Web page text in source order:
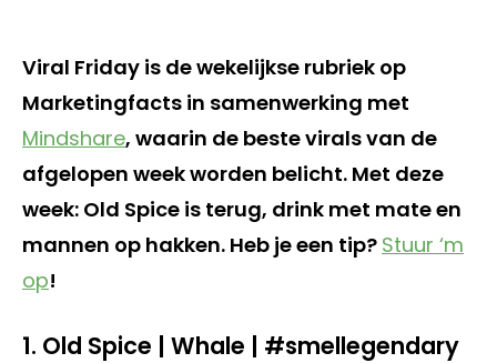
Viral Friday is de wekelijkse rubriek op
Marketingfacts in samenwerking met
Mindshare, waarin de beste virals van de
afgelopen week worden belicht. Met deze
week: Old Spice is terug, drink met mate en
mannen op hakken. Heb je een tip? Stuur ‘m
op!
1. Old Spice | Whale | #smellegendary